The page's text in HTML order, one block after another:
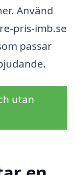
Använd
pris-imb.se
passar
utan